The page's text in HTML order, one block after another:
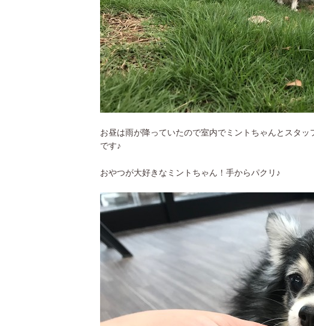
お昼は雨が降っていたので室内でミントちゃんとスタ
です♪
おやつが大好きなミントちゃん！手からパクリ♪